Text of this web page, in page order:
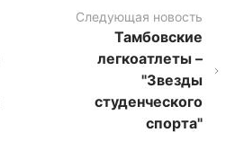
Следующая новость
Тамбовские
легкоатлеты –
"Звезды
студенческого
спорта"